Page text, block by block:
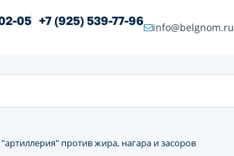
05 +7 (925) 539-77-96 info@belgnom.ru
против жира, нагара и засоров